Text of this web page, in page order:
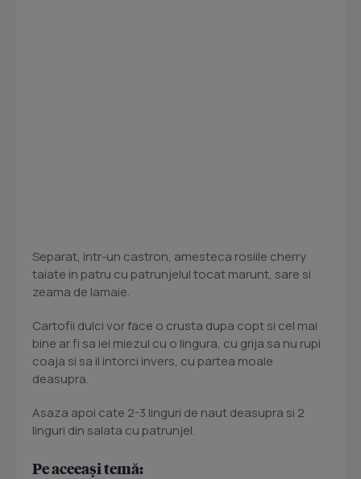
Separat, intr-un castron, amesteca rosiile cherry
taiate in patru cu patrunjelul tocat marunt, sare si
zeama de lamaie.
Cartofii dulci vor face o crusta dupa copt si cel mai
bine ar fi sa iei miezul cu o lingura, cu grija sa nu rupi
coaja si sa il intorci invers, cu partea moale
deasupra.
Asaza apoi cate 2-3 linguri de naut deasupra si 2
linguri din salata cu patrunjel.
Pe aceeași temă: